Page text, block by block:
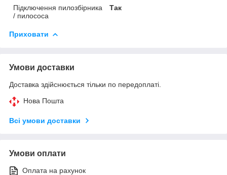
Підключення пилозбірника
/ пилососа
Так
Приховати
Умови доставки
Доставка здійснюється тільки по передоплаті.
Нова Пошта
Всі умови доставки
Умови оплати
Оплата на рахунок